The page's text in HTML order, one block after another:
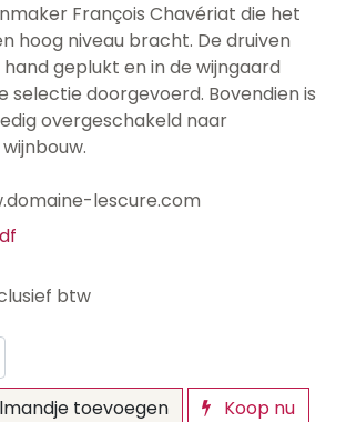
François Chavériat die het
hoog niveau bracht. De druiven
geplukt en in de wijngaard
selectie doorgevoerd. Bovendien is
overgeschakeld naar
lescure.com
btw
toevoegen
Koop nu